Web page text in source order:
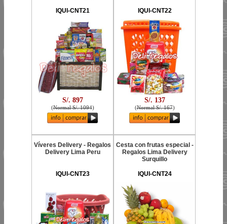
IQUI-CNT21
S/. 897
(Normal S/. 1094)
IQUI-CNT22
S/. 137
(Normal S/. 167)
Víveres Delivery - Regalos
Delivery Lima Peru
IQUI-CNT23
Cesta con frutas especial -
Regalos Lima Delivery
Surquillo
IQUI-CNT24